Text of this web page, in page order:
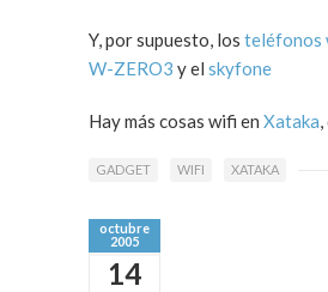
Y, por supuesto, los teléfonos
W-ZERO3 y el skyfone
Hay más cosas wifi en Xataka
GADGET WIFI XATAKA
octubre
2005
14